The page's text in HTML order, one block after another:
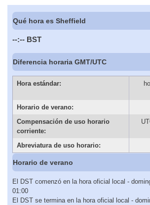
Qué hora es Sheffield
--:-- BST
Diferencia horaria GMT/UTC
Hora estándar:
Horario de verano:
Compensación de uso horario
corriente:
Abreviatura de uso horario:
Horario de verano
El DST comenzó en la hora oficial local -
01:00
El DST se termina en la hora oficial local -